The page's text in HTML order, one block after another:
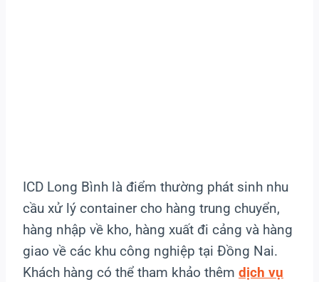
ICD Long Bình là điểm thường phát sinh nhu
cầu xử lý container cho hàng trung chuyển,
hàng nhập về kho, hàng xuất đi cảng và hàng
giao về các khu công nghiệp tại Đồng Nai.
Khách hàng có thể tham khảo thêm dịch vụ